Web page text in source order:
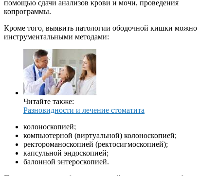
помощью сдачи анализов крови и мочи, проведения
копрограммы.
Кроме того, выявить патологии ободочной кишки можно
инструментальными методами:
Читайте также:
Разновидности и лечение стоматита
колоноскопией;
компьютерной (виртуальной) колоноскопией;
ректороманоскопией (ректосигмоскопией);
капсульной эндоскопией;
балонной энтероскопией.